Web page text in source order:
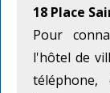
18 Place
Pour
l'hôtel de